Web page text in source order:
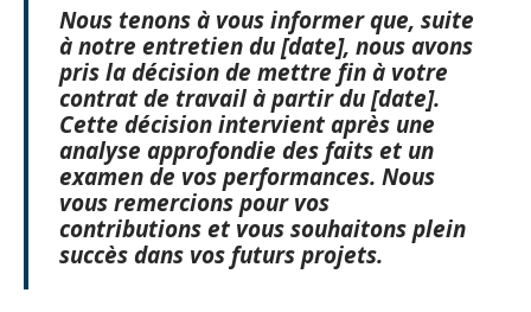
Nous tenons à vous informer que, suite
à notre entretien du [date], nous avons
pris la décision de mettre fin à votre
contrat de travail à partir du [date].
Cette décision intervient après une
analyse approfondie des faits et un
examen de vos performances. Nous
vous remercions pour vos
contributions et vous souhaitons plein
succès dans vos futurs projets.